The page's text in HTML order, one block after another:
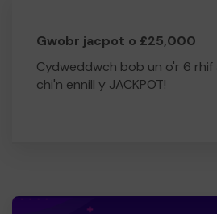
Gwobr jacpot o £25,000
Cydweddwch bob un o'r 6 rhif
chi'n ennill y JACKPOT!